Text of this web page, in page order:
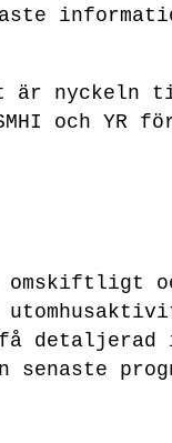
nyckeln
och YR
få
senaste